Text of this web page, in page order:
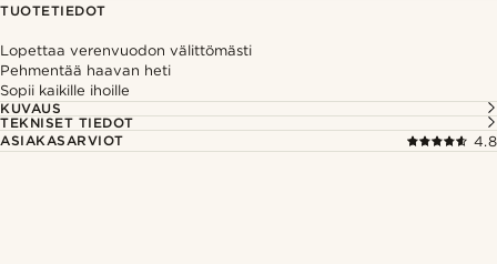
TUOTETIEDOT
Lopettaa verenvuodon välittömästi
Pehmentää haavan heti
Sopii kaikille ihoille
KUVAUS
TEKNISET TIEDOT
ASIAKASARVIOT
4.8